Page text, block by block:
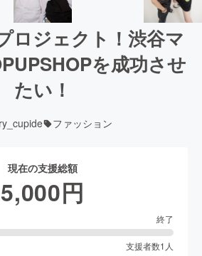
ロジェクト！渋谷マ
を成功させ
たい！
ファッション
現在の支援総額
5,000円
終了
支援者数1 人